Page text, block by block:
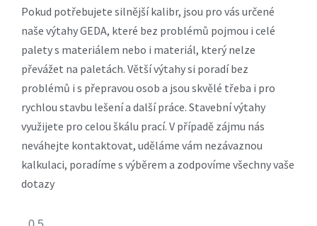
Pokud potřebujete silnější kalibr, jsou pro vás určené
naše výtahy GEDA, které bez problémů pojmou i celé
palety s materiálem nebo i materiál, který nelze
převážet na paletách. Větší výtahy si poradí bez
problémů i s přepravou osob a jsou skvělé třeba i pro
rychlou stavbu lešení a další práce. Stavební výtahy
využijete pro celou škálu prací. V případě zájmu nás
neváhejte kontaktovat, uděláme vám nezávaznou
kalkulaci, poradíme s výběrem a zodpovíme všechny vaše
dotazy